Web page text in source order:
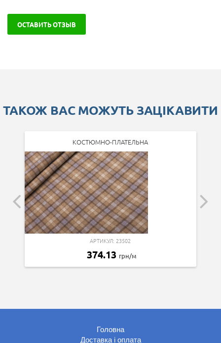
ОСТАВИТЬ ОТЗЫВ
ТАКОЖ ВАС МОЖУТЬ ЗАЦІКАВИТИ
КОСТЮМНО-ПЛАТЕЛЬНА
АРТИКУЛ: 23502
374.13 грн/м
Головна
Доставка і оплата